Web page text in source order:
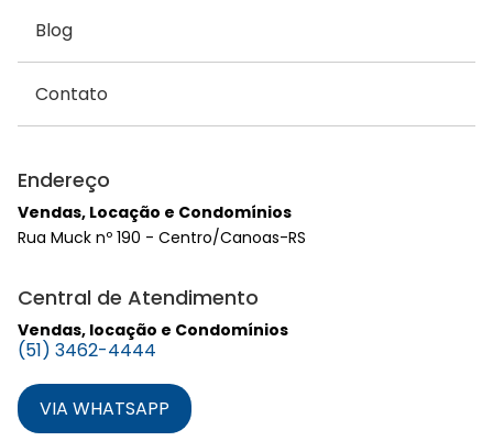
Blog
Contato
Endereço
Vendas, Locação e Condomínios
Rua Muck nº 190 - Centro/Canoas-RS
Central de Atendimento
Vendas, locação e Condomínios
(51) 3462-4444
VIA WHATSAPP